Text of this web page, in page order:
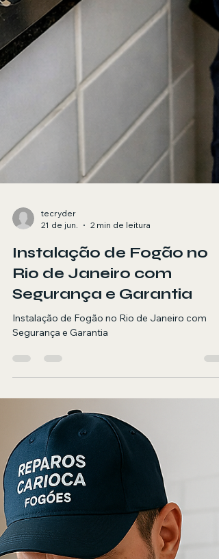
tecryder
21 de jun.
2 min de leitura
Instalação de Fogão no
Rio de Janeiro com
Segurança e Garantia
Instalação de Fogão no Rio de Janeiro com
Segurança e Garantia